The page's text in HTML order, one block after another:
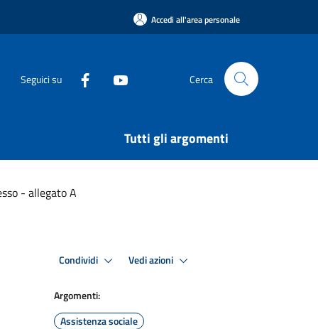
Accedi all'area personale
Seguici su Cerca
Tutti gli argomenti
- allegato A
Condividi Vedi azioni
Argomenti:
Assistenza sociale